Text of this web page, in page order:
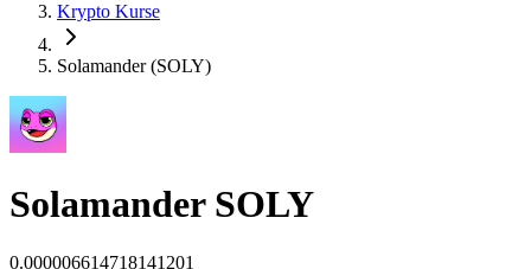
Krypto Kurse
Solamander (SOLY)
Solamander SOLY
0.000006614718141201